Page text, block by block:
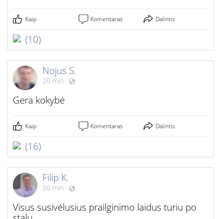
Kaip Komentaras Dalintis
(10)
Nojus S.
20 min ·
Gera kokybė
Kaip Komentaras Dalintis
(16)
Filip K.
20 min ·
Visus susivėlusius prailginimo laidus turiu po